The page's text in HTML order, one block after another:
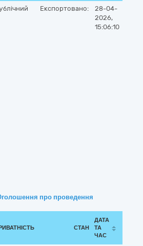
Експортовано:
28-04-
2026,
15:06:10
про проведення
СТАН
ДАТА
ТА
ЧАС